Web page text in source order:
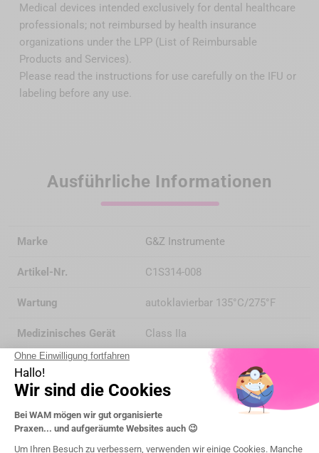
Medical devices intended exclusively for dental healthcare
professionals; not reimbursed by health insurance
organizations under the LPP (List of Reimbursable
Products and Services).
Please read the instructions for use carefully on the IFU or
labeling before any use.
Ausführliche Informationen
Marke G&Z Instrumente
Artikel-Nr. C1S314-008
Wartung autoklavierbar 135°C/275°F
Medizinisches Gerät Class IIa
Benannten Stellen CE 0483 (MDC)
forme Round
Packung mit (st) 5